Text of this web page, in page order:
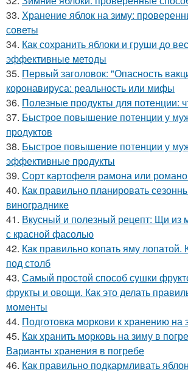
33. Хранение яблок на зиму:
советы
34. Как сохранить яблоки и груши до
эффективные методы
35. Первый заголовок: "Опасность
коронавируса: реальность или мифы
36. Полезные продукты для потенции:
37. Быстрое повышение потенции у
продуктов
38. Быстрое повышение потенции у
эффективные продукты
39. Сорт картофеля рамона или
40. Как правильно планировать
винограднике
41. Вкусный и полезный рецепт: Щи из
с красной фасолью
42. Как правильно копать яму лопатой.
под столб
43. Самый простой способ сушки
фрукты и овощи. Как это делать
моменты
44. Подготовка моркови к хранению на
45. Как хранить морковь на зиму в
Варианты хранения в погребе
46. Как правильно подкармливать